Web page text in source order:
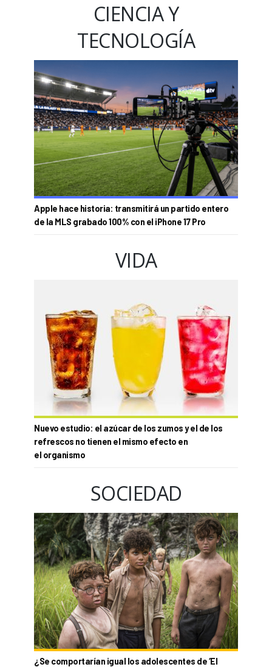
CIENCIA Y
TECNOLOGÍA
Apple hace historia: transmitirá un partido entero
de la MLS grabado 100% con el iPhone 17 Pro
VIDA
Nuevo estudio: el azúcar de los zumos y el de los
refrescos no tienen el mismo efecto en
el organismo
SOCIEDAD
¿Se comportarían igual los adolescentes de ‘El